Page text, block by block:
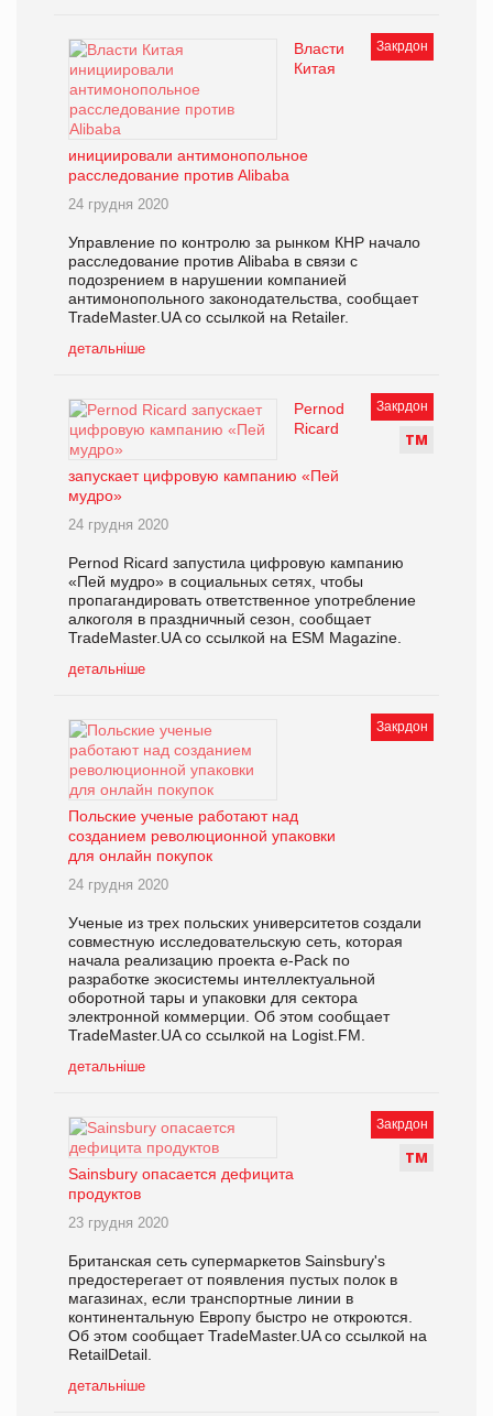
Закрдон
Власти
Китая
инициировали антимонопольное
расследование против Alibaba
24 грудня 2020
Управление по контролю за рынком КНР начало
расследование против Alibaba в связи с
подозрением в нарушении компанией
антимонопольного законодательства, сообщает
TradeMaster.UA со ссылкой на Retailer.
детальніше
Закрдон
ТМ
Pernod
Ricard
запускает цифровую кампанию «Пей
мудро»
24 грудня 2020
Pernod Ricard запустила цифровую кампанию
«Пей мудро» в социальных сетях, чтобы
пропагандировать ответственное употребление
алкоголя в праздничный сезон, сообщает
TradeMaster.UA со ссылкой на ESM Magazine.
детальніше
Закрдон
Польские ученые работают над
созданием революционной упаковки
для онлайн покупок
24 грудня 2020
Ученые из трех польских университетов создали
совместную исследовательскую сеть, которая
начала реализацию проекта e-Pack по
разработке экосистемы интеллектуальной
оборотной тары и упаковки для сектора
электронной коммерции. Об этом сообщает
TradeMaster.UA со ссылкой на Logist.FM.
детальніше
Закрдон
ТМ
Sainsbury опасается дефицита
продуктов
23 грудня 2020
Британская сеть супермаркетов Sainsbury's
предостерегает от появления пустых полок в
магазинах, если транспортные линии в
континентальную Европу быстро не откроются.
Об этом сообщает TradeMaster.UA со ссылкой на
RetailDetail.
детальніше